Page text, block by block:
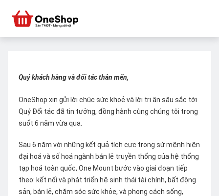
Quý khách hàng và đối tác thân mến,
OneShop xin gửi lời chúc sức khoẻ và lời tri ân sâu sắc tới
Quý Đối tác đã tin tưởng, đồng hành cùng chúng tôi trong
suốt 6 năm vừa qua.
Sau 6 năm với những kết quả tích cực trong sứ mệnh hiện
đại hoá và số hoá ngành bán lẻ truyền thống của hệ thống
tạp hoá toàn quốc, One Mount bước vào giai đoạn tiếp
theo: kết nối và phát triển hệ sinh thái tài chính, bất động
sản, bán lẻ, chăm sóc sức khỏe, và phong cách sống,